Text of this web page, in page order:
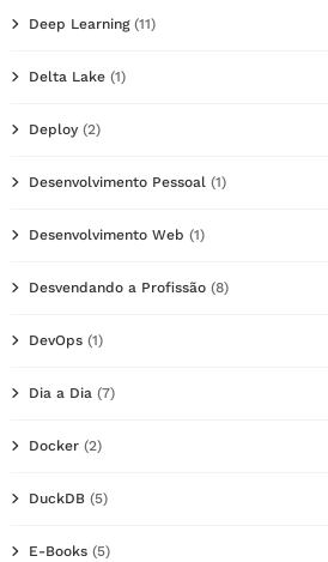
Deep Learning(11)
Delta Lake (1)
Deploy (2)
Desenvolvimento Pessoal (1)
Desenvolvimento Web (1)
Desvendando a Profissão (8)
DevOps (1)
Dia a Dia (7)
Docker (2)
DuckDB (5)
E-Books (5)